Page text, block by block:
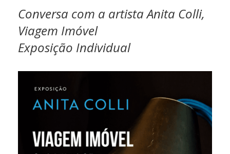
Conversa com a artista Anita Colli,
Viagem Imóvel
Exposição Individual